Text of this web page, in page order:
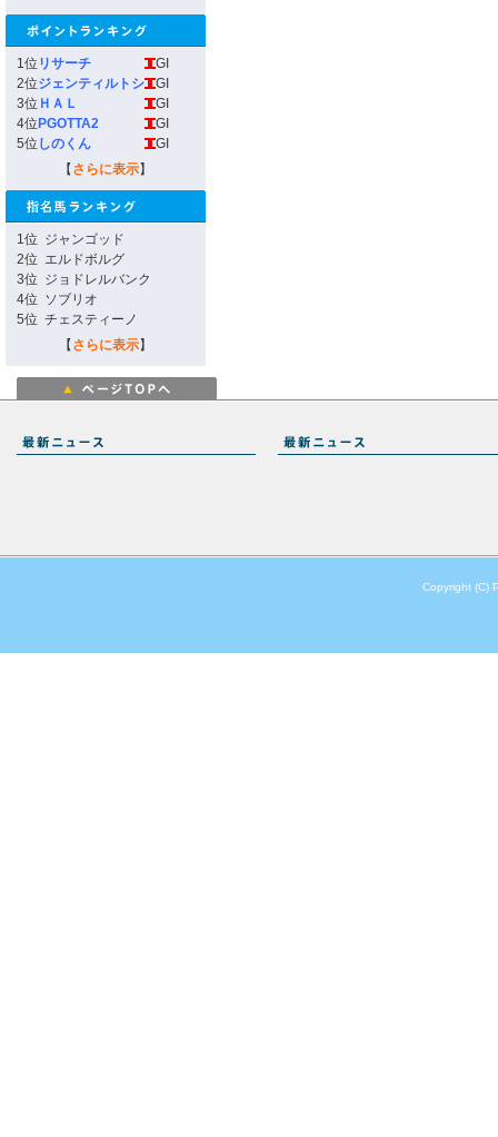
1位 リサーチ
GI
2位ジェンティルトシ
GI
3位 ＨＡＬ
GI
4位 PGOTTA2
GI
5位 しのくん
GI
【 さらに表示】
1位 ジャンゴッド
2位 エルドボルグ
3位 ジョドレルバンク
4位 ソブリオ
5位 チェスティーノ
【 さらに表示】
Copyright (C)